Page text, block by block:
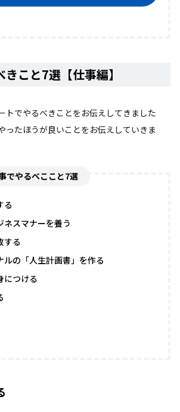
こと7選【仕事編】
トでやるべきことをお伝えしてきました
ったほうが良いことをお伝えしていきま
でやるべここと7選
る
ネスマナーを養う
する
ルの「人生計画書」を作る
につける